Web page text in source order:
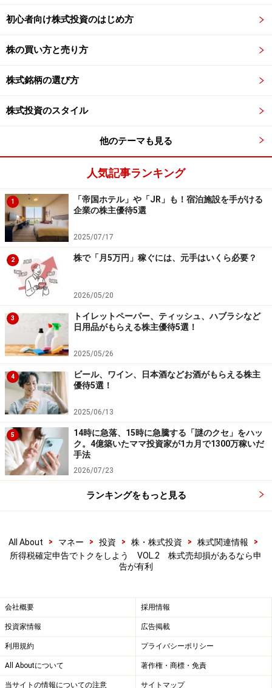
初心者向け株式投資のはじめ方
株の買い方と売り方
株式銘柄の選び方
株式投資のスタイル
他のテーマも見る
人気記事ランキング
1
「帝国ホテル」や「JR」も！宿泊施設を手がける
企業の株主優待5選
2025/07/17
2 株で「月5万円」稼ぐには、元手はいくら必要？
2026/05/20
3
トイレットペーパー、ティッシュ、ハブラシなど
日用品がもらえる株主優待5選！
2025/05/26
4
ビール、ワイン、日本酒などお酒がもらえる株主
優待5選！
2025/06/13
5
14時に急落、15時に急騰する「謎のクセ」をハッ
ク。4億築いたママ投資家が1カ月で1300万稼いだ
手法
2026/07/23
ランキングをもっと見る
All About > マネー > 投資 > 株・株式投資 > 株式関連情報
>
所得税確定申告でトクをしよう VOL.2 株式売却損があるなら申
告が有利
会社概要 採用情報
投資家情報 広告掲載
利用規約 プライバシーポリシー
All Aboutについて 著作権・商標・免責
当サイトの情報についての注意 サイトマップ